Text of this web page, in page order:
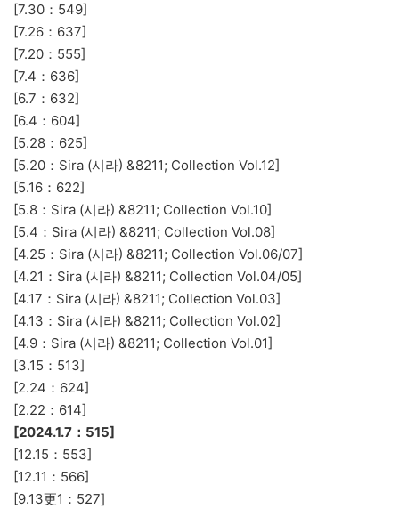
[7.30：549]
[7.26：637]
[7.20：555]
[7.4：636]
[6.7：632]
[6.4：604]
[5.28：625]
[5.20：Sira (시라) &8211; Collection Vol.12]
[5.16：622]
[5.8：Sira (시라) &8211; Collection Vol.10]
[5.4：Sira (시라) &8211; Collection Vol.08]
[4.25：Sira (시라) &8211; Collection Vol.06/07]
[4.21：Sira (시라) &8211; Collection Vol.04/05]
[4.17：Sira (시라) &8211; Collection Vol.03]
[4.13：Sira (시라) &8211; Collection Vol.02]
[4.9：Sira (시라) &8211; Collection Vol.01]
[3.15：513]
[2.24：624]
[2.22：614]
[2024.1.7：515]
[12.15：553]
[12.11：566]
[9.13更1：527]